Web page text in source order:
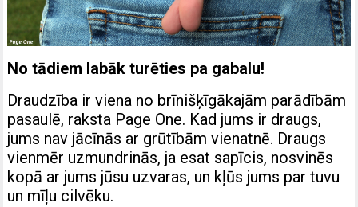
No tādiem labāk turēties pa gabalu!
Draudzība ir viena no brīnišķīgākajām parādībām
pasaulē, raksta Page One. Kad jums ir draugs,
jums nav jācīnās ar grūtībām vienatnē. Draugs
vienmēr uzmundrinās, ja esat sapīcis, nosvinēs
kopā ar jums jūsu uzvaras, un kļūs jums par tuvu
un mīļu cilvēku.